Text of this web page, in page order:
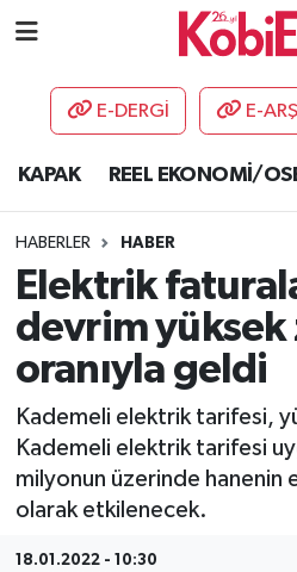
E-DERGİ E-
KAPAK REEL EKONOMİ/
HABERLER HABER
Elektrik
devrim yüksek
oranıyla geldi
Kademeli elektrik tarifesi,
Kademeli elektrik tarifesi
milyonun üzerinde hanenin
olarak etkilenecek.
18.01.2022 - 10:30
AKADEMİ
DESTEK-TEŞVİK
ETKİNLİK
GÜNCEL
HABERLER
KAPAK
OSB